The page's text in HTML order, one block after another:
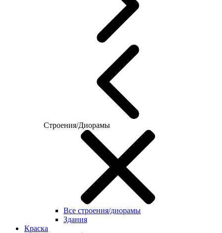
Строения/Диорамы
Все строения/диорамы
Здания
Краска